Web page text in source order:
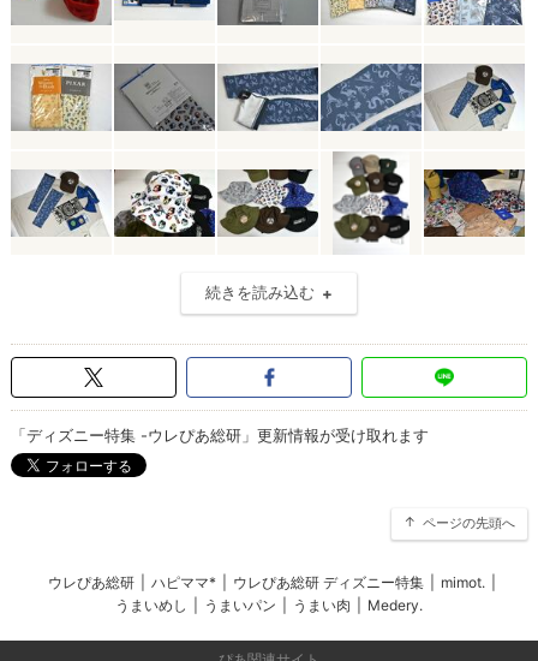
続きを読み込む
「ディズニー特集 -ウレぴあ総研」更新情報が受け取れます
ページの先頭へ
ウレぴあ総研 ハピママ* ウレぴあ総研 ディズニー特集 mimot.
うまいめし
うまいパン うまい肉 Medery.